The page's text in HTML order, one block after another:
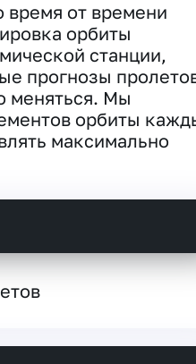
время от времени
орбиты
станции,
прогнозы
меняться. Мы
орбиты
максимально